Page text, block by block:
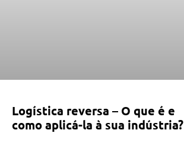
Logística reversa – O que é e
como aplicá-la à sua indústria?